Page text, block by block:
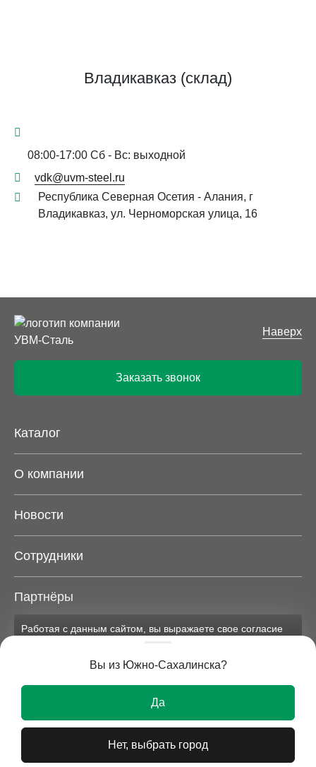
Владикавказ (склад)
08:00-17:00 Сб - Вс: выходной
vdk@uvm-steel.ru
Республика Северная Осетия - Алания, г
Владикавказ, ул. Черноморская улица, 16
Наверх
Заказать звонок
Каталог
О компании
Новости
Сотрудники
Партнёры
Карта сайта
исключительно информационный характер и ни при
каких условиях не является публичной офертой.
© 2026 УВМ-СТАЛЬ
Вы из Южно-Сахалинска?
Да
Нет, выбрать город
Работая с данным сайтом, вы выражаете свое согласие
данных на условиях, изложенных в
соответствующих